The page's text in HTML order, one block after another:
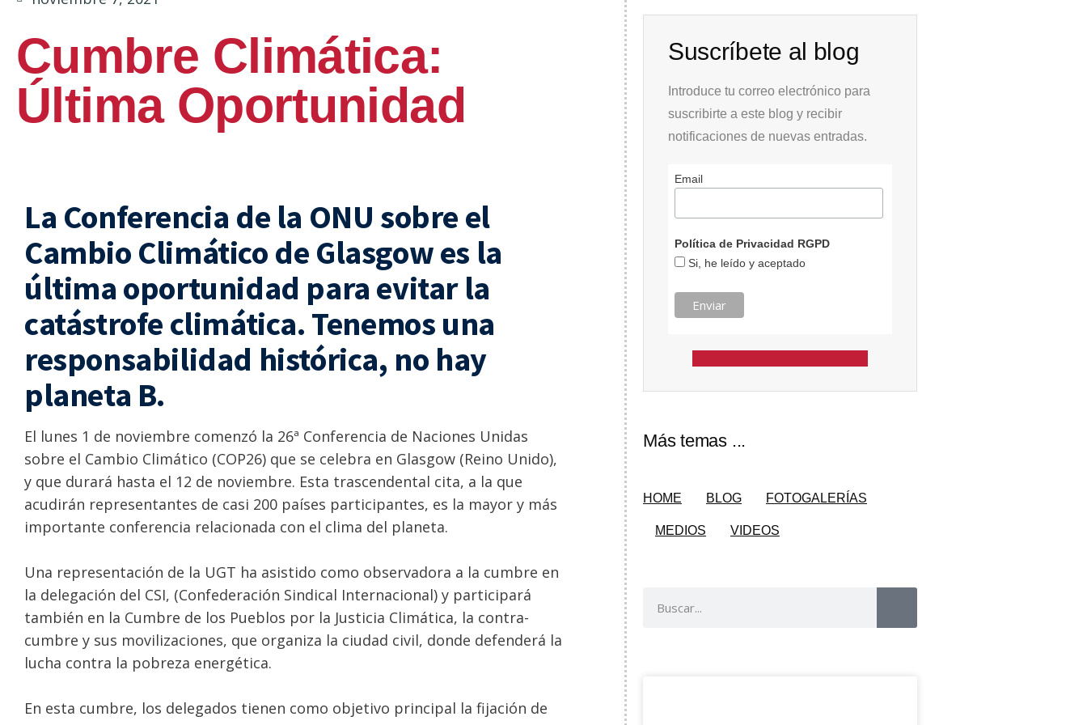
Cumbre Climática:
Última Oportunidad
La Conferencia de la ONU sobre el
Cambio Climático de Glasgow es la
última oportunidad para evitar la
catástrofe climática. Tenemos una
responsabilidad histórica, no hay
planeta B.
El lunes 1 de noviembre comenzó la 26ª Conferencia de Naciones Unidas
sobre el Cambio Climático (COP26) que se celebra en Glasgow (Reino Unido),
y que durará hasta el 12 de noviembre. Esta trascendental cita, a la que
acudirán representantes de casi 200 países participantes, es la mayor y más
importante conferencia relacionada con el clima del planeta.
Una representación de la UGT ha asistido como observadora a la cumbre en
la delegación del CSI, (Confederación Sindical Internacional) y participará
también en la Cumbre de los Pueblos por la Justicia Climática, la contra-
cumbre y sus movilizaciones, que organiza la ciudad civil, donde defenderá la
lucha contra la pobreza energética.
En esta cumbre, los delegados tienen como objetivo principal la fijación de
Suscríbete al blog
Introduce tu correo electrónico para
suscribirte a este blog y recibir
notificaciones de nuevas entradas.
Email
Política de Privacidad RGPD
Si, he leído y aceptado
Más temas ...
HOME BLOG FOTOGALERÍAS
MEDIOS VIDEOS